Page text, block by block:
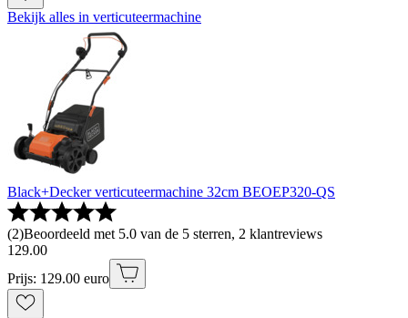
Bekijk alles in verticuteermachine
Black+Decker verticuteermachine 32cm BEOEP320-QS
(2)Beoordeeld met 5.0 van de 5 sterren, 2 klantreviews
129.00
Prijs: 129.00 euro